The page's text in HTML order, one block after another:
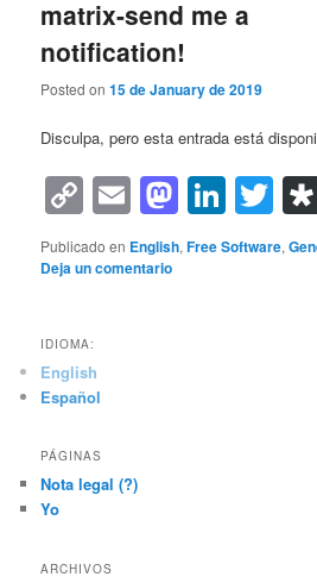
matrix-send me a
notification!
Posted on15 de January de 2019
Disculpa, pero esta entrada está
Copy
Link
Email
Publicado en English,Free Software,
Deja un comentario
IDIOMA:
English
Español
PÁGINAS
Nota legal (?)
Yo
ARCHIVOS